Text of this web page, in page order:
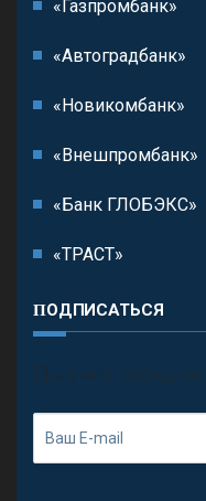
«Газпромбанк»
«Автоградбанк»
«Новикомбанк»
«Внешпромбанк»
«Банк ГЛОБЭКС»
«ТРАСТ»
ПОДПИСАТЬСЯ
П олучить